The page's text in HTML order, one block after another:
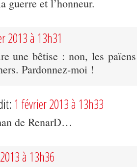
guerre et l’honneur.
2013 à 13h31
une bêtise : non, les
Pardonnez-moi !
1 février 2013 à 13h33
de RenarD…
à 13h36